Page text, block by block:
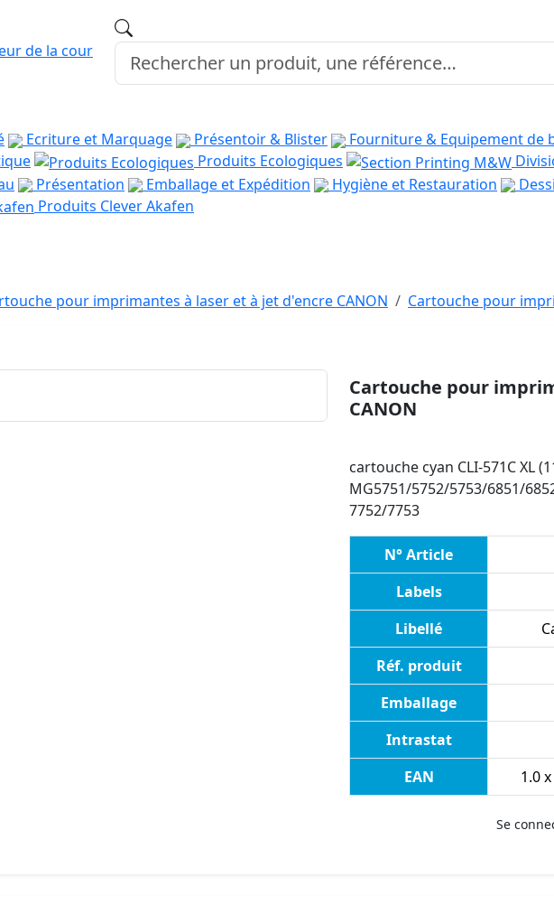
Ecriture et Marquage Présentoir & Blister Fourniture & Equipement de
Produits Ecologiques
Présentation Emballage et Expédition Hygiène et Restauration
Produits Clever Akafen
pour imprimantes à laser et à jet d'encre CANON Cartouche pour
Cartouche pour
CANON
cartouche cyan CLI-571C XL
MG5751/5752/5753/6851/
7752/7753
N° Article
Labels
Libellé
Réf. produit
Emballage
Intrastat
EAN
1.0
Se